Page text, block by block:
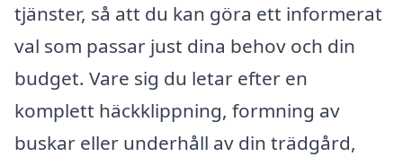
tjänster, så att du kan göra ett informerat
val som passar just dina behov och din
budget. Vare sig du letar efter en
komplett häckklippning, formning av
buskar eller underhåll av din trädgård,